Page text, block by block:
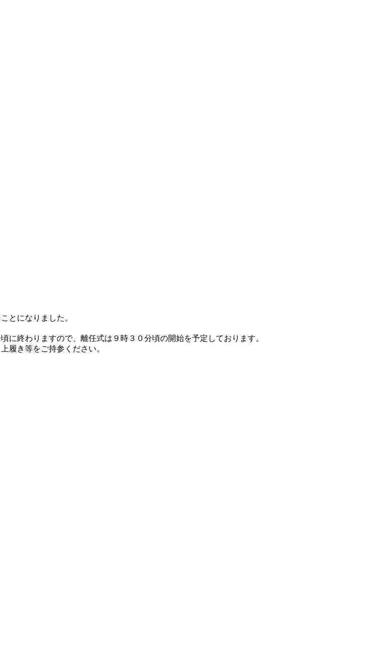
とになりました。
終わりますので、離任式は９時３０分頃の開始を予定しております。
履き等をご持参ください。